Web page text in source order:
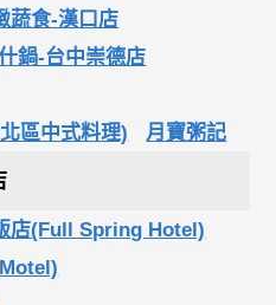
蔬食-漢口店
鍋-台中崇德店
區中式料理)
月寶粥記
店(Full Spring Hotel)